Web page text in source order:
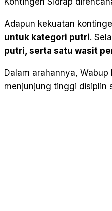
Adapun kekuatan
untuk kategori putri.
putri, serta satu wasit
Dalam arahannya, Wabup
menjunjung tinggi disiplin